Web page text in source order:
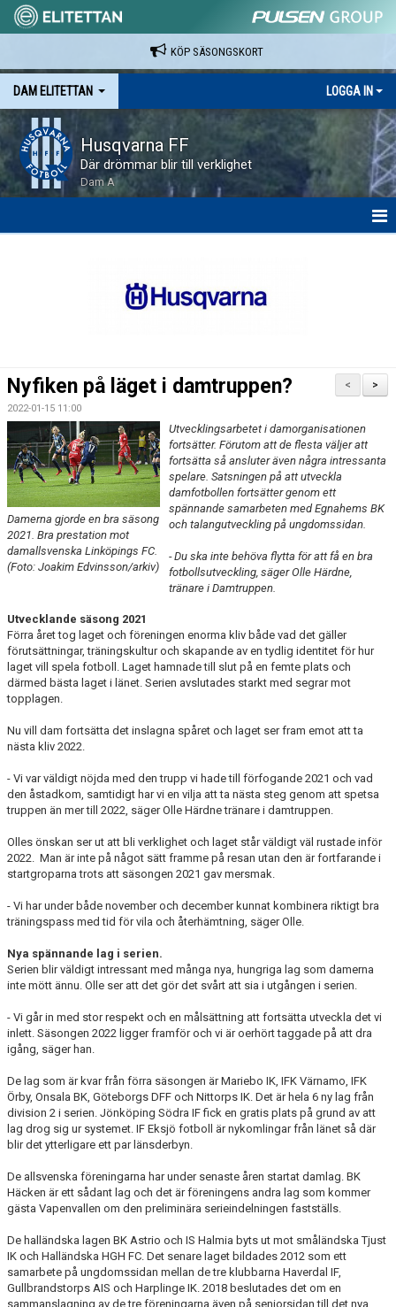
KÖP SÄSONGSKORT
DAM ELITETTAN LOGGA IN
Husqvarna FF
Där drömmar blir till verklighet
Dam A
BILDGALLERI
DOKUMENT
KONTAKT
MATCHER
SPONSORHUSET
>
<
Nyfiken på läget i damtruppen?
2022-01-15 11:00
Damerna gjorde en bra säsong
2021. Bra prestation mot
damallsvenska Linköpings FC.
(Foto: Joakim Edvinsson/arkiv)
Utvecklingsarbetet i damorganisationen
fortsätter. Förutom att de flesta väljer att
fortsätta så ansluter även några intressanta
spelare. Satsningen på att utveckla
damfotbollen fortsätter genom ett
spännande samarbeten med Egnahems BK
och talangutveckling på ungdomssidan.
- Du ska inte behöva flytta för att få en bra
fotbollsutveckling, säger Olle Härdne,
tränare i Damtruppen.
Utvecklande säsong 2021
Förra året tog laget och föreningen enorma kliv både vad det gäller
förutsättningar, träningskultur och skapande av en tydlig identitet för hur
laget vill spela fotboll. Laget hamnade till slut på en femte plats och
därmed bästa laget i länet. Serien avslutades starkt med segrar mot
topplagen.
Nu vill dam fortsätta det inslagna spåret och laget ser fram emot att ta
nästa kliv 2022.
- Vi var väldigt nöjda med den trupp vi hade till förfogande 2021 och vad
den åstadkom, samtidigt har vi en vilja att ta nästa steg genom att spetsa
truppen än mer till 2022, säger Olle Härdne tränare i damtruppen.
Olles önskan ser ut att bli verklighet och laget står väldigt väl rustade inför
2022. Man är inte på något sätt framme på resan utan den är fortfarande i
startgroparna trots att säsongen 2021 gav mersmak.
- Vi har under både november och december kunnat kombinera riktigt bra
träningspass med tid för vila och återhämtning, säger Olle.
Nya spännande lag i serien.
Serien blir väldigt intressant med många nya, hungriga lag som damerna
inte mött ännu. Olle ser att det gör det svårt att sia i utgången i serien.
- Vi går in med stor respekt och en målsättning att fortsätta utveckla det vi
inlett. Säsongen 2022 ligger framför och vi är oerhört taggade på att dra
igång, säger han.
De lag som är kvar från förra säsongen är Mariebo IK, IFK Värnamo, IFK
Örby, Onsala BK, Göteborgs DFF och Nittorps IK. Det är hela 6 ny lag från
division 2 i serien. Jönköping Södra IF fick en gratis plats på grund av att
lag drog sig ur systemet. IF Eksjö fotboll är nykomlingar från länet så där
blir det ytterligare ett par länsderbyn.
De allsvenska föreningarna har under senaste åren startat damlag. BK
Häcken är ett sådant lag och det är föreningens andra lag som kommer
gästa Vapenvallen om den preliminära serieindelningen fastställs.
De halländska lagen BK Astrio och IS Halmia byts ut mot småländska Tjust
IK och Halländska HGH FC. Det senare laget bildades 2012 som ett
samarbete på ungdomssidan mellan de tre klubbarna Haverdal IF,
Gullbrandstorps AIS och Harplinge IK. 2018 beslutades det om en
sammanslagning av de tre föreningarna även på seniorsidan till det nya